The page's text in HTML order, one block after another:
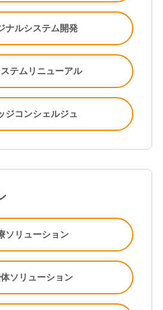
ナルシステム開発
テムリニューアル
ジコンシェルジュ
ソリューション
ソリューション